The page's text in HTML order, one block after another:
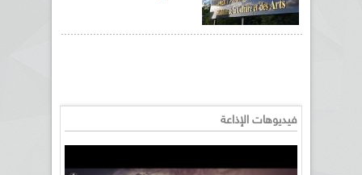
فيديوهات الإذاعة